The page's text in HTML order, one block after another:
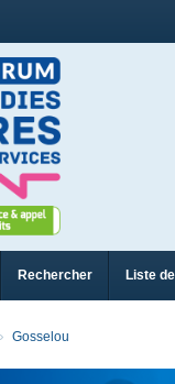
Rechercher Liste
Gosselou